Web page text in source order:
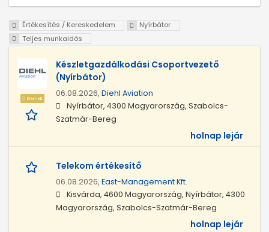
Értékesítés / Kereskedelem
Nyírbátor
Teljes munkaidős
Kiemelt
Készletgazdálkodási Csoportvezető
(Nyírbátor)
06.08.2026, Diehl Aviation
Nyírbátor, 4300 Magyarország, Szabolcs-
Szatmár-Bereg
holnap lejár
Telekom értékesítő
06.08.2026, East-Management Kft.
Kisvárda, 4600 Magyarország, Nyírbátor, 4300
Magyarország, Szabolcs-Szatmár-Bereg
holnap lejár